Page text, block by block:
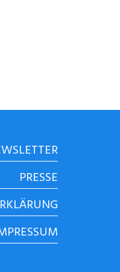
PRESSE